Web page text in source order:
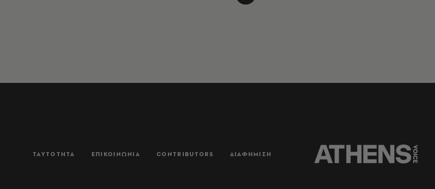
ΤΑΥΤΟΤΗΤΑ ΕΠΙΚΟΙΝΩΝΙΑ CONTRIBUTORS ΔΙΑΦΗΜΙΣΗ